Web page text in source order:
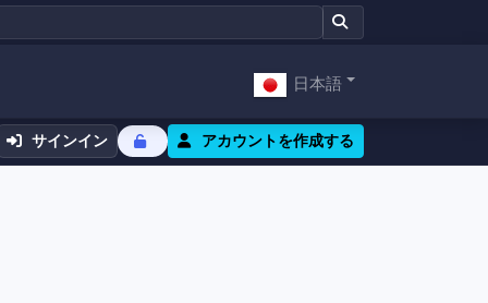
日本語
サインイン アカウントを作成する